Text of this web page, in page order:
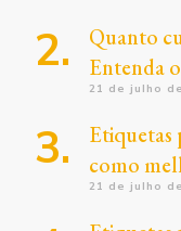
Quanto
Entenda
21 de julho
Etiquetas
como
21 de julho